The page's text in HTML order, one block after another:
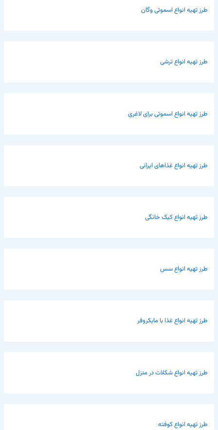
طرز تهیه انواع اسموتی وگان
طرز تهیه انواع ترشی
طرز تهیه انواع اسموتی برای لاغری
طرز تهیه انواع غذاهای ایرانی
طرز تهیه انواع کیک خانگی
طرز تهیه انواع سس
طرز تهیه انواع غذا با مایکروفر
طرز تهیه انواع شکلات در منزل
طرز تهیه انواع کوفته